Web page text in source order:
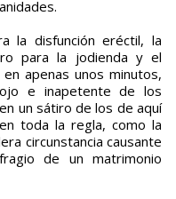
la disfunción eréctil, la
para la jodienda y el
apenas unos minutos,
e inapetente de los
un sátiro de los de aquí
toda la regla, como la
circunstancia causante
de un matrimonio